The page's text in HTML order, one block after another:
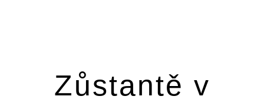
Zůstantě v